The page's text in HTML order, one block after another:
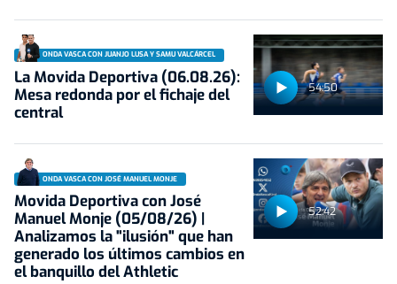
54:50
ONDA VASCA CON JUANJO LUSA Y SAMU VALCÁRCEL
La Movida Deportiva (06.08.26):
Mesa redonda por el fichaje del
central
52:42
ONDA VASCA CON JOSÉ MANUEL MONJE
Movida Deportiva con José
Manuel Monje (05/08/26) |
Analizamos la "ilusión" que han
generado los últimos cambios en
el banquillo del Athletic